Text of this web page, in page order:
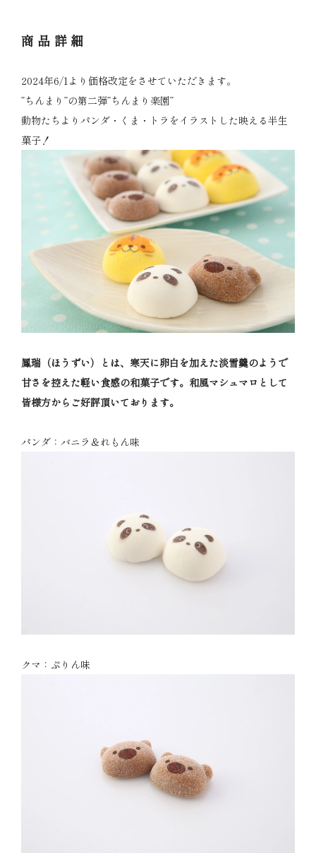
商品詳細
2024年6/1より価格改定をさせていただきます。
”ちんまり”の第二弾”ちんまり楽園”
動物たちよりパンダ・くま・トラをイラストした映える半生
菓子！
鳳瑞（ほうずい）とは、寒天に卵白を加えた淡雪羹のようで
甘さを控えた軽い食感の和菓子です。和風マシュマロとして
皆様方からご好評頂いております。
パンダ：バニラ＆れもん味
クマ：ぷりん味